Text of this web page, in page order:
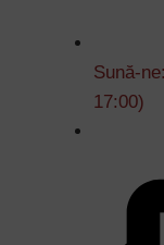
Sună-
17:00)